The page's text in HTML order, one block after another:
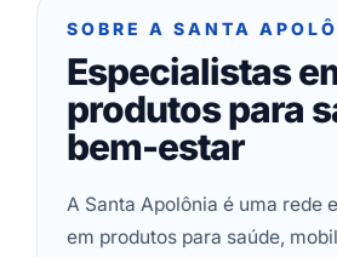
SOBRE A SANTA
Especialistas
produtos para
bem-estar
A Santa Apolônia é uma rede
em produtos para saúde,